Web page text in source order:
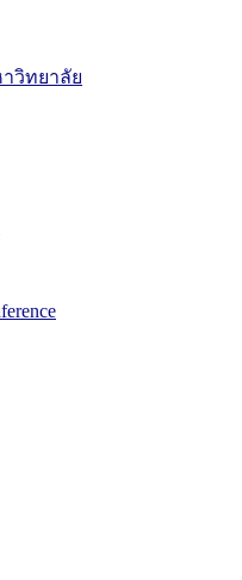
วิทยาลัย